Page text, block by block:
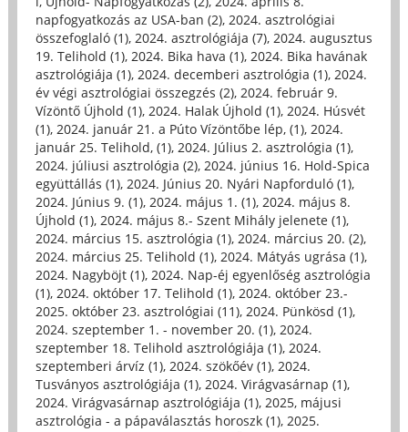
napfogyatkozás az USA-ban (2), 2024. asztrológiai
összefoglaló (1), 2024. asztrológiája (7), 2024. augusztus
19. Telihold (1), 2024. Bika hava (1), 2024. Bika havának
asztrológiája (1), 2024. decemberi asztrológia (1), 2024.
év végi asztrológiai összegzés (2), 2024. február 9.
Vízöntő Újhold (1), 2024. Halak Újhold (1), 2024. Húsvét
(1), 2024. január 21. a Púto Vízöntőbe lép, (1), 2024.
január 25. Telihold, (1), 2024. Július 2. asztrológia (1),
2024. júliusi asztrológia (2), 2024. június 16. Hold-Spica
együttállás (1), 2024. Június 20. Nyári Napforduló (1),
2024. Június 9. (1), 2024. május 1. (1), 2024. május 8.
Újhold (1), 2024. május 8.- Szent Mihály jelenete (1),
2024. március 15. asztrológia (1), 2024. március 20. (2),
2024. március 25. Telihold (1), 2024. Mátyás ugrása (1),
2024. Nagyböjt (1), 2024. Nap-éj egyenlőség asztrológia
(1), 2024. október 17. Telihold (1), 2024. október 23.-
2025. október 23. asztrológiai (11), 2024. Pünkösd (1),
2024. szeptember 1. - november 20. (1), 2024.
szeptember 18. Telihold asztrológiája (1), 2024.
szeptemberi árvíz (1), 2024. szökőév (1), 2024.
Tusványos asztrológiája (1), 2024. Virágvasárnap (1),
2024. Virágvasárnap asztrológiája (1), 2025, májusi
asztrológia - a pápaválasztás horoszk (1), 2025.